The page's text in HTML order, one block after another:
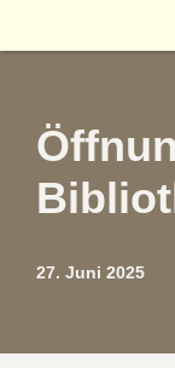
springen
27. Juni 2025